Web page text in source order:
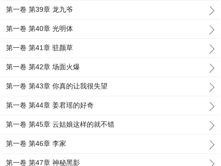
第一卷 第39章 龙九爷
第一卷 第40章 光明体
第一卷 第41章 驻颜草
第一卷 第42章 场面火爆
第一卷 第43章 你真的让我很失望
第一卷 第44章 姜君瑶的好奇
第一卷 第45章 云姑娘这样的就不错
第一卷 第46章 李家
第一卷 第47章 神秘黑影